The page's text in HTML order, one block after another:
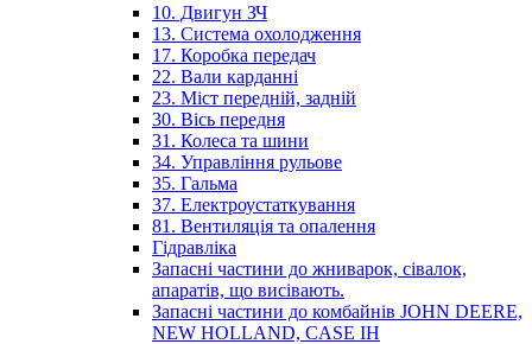
10. Двигун ЗЧ
13. Система охолодження
17. Коробка передач
22. Вали карданні
23. Міст передній, задній
30. Вісь передня
31. Колеса та шини
34. Управління рульове
35. Гальма
37. Електроустаткування
81. Вентиляція та опалення
Гідравліка
Запасні частини до жниварок, сівалок,
апаратів, що висівають.
Запасні частини до комбайнів JOHN DEERE,
NEW HOLLAND, CASE IH